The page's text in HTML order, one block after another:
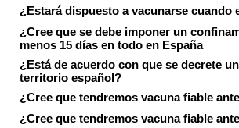
¿Estará dispuesto a vacunarse cuando
¿Cree que se debe imponer un
menos 15 días en todo en España
¿Está de acuerdo con que se decrete
territorio español?
¿Cree que tendremos vacuna fiable
¿Cree que tendremos vacuna fiable